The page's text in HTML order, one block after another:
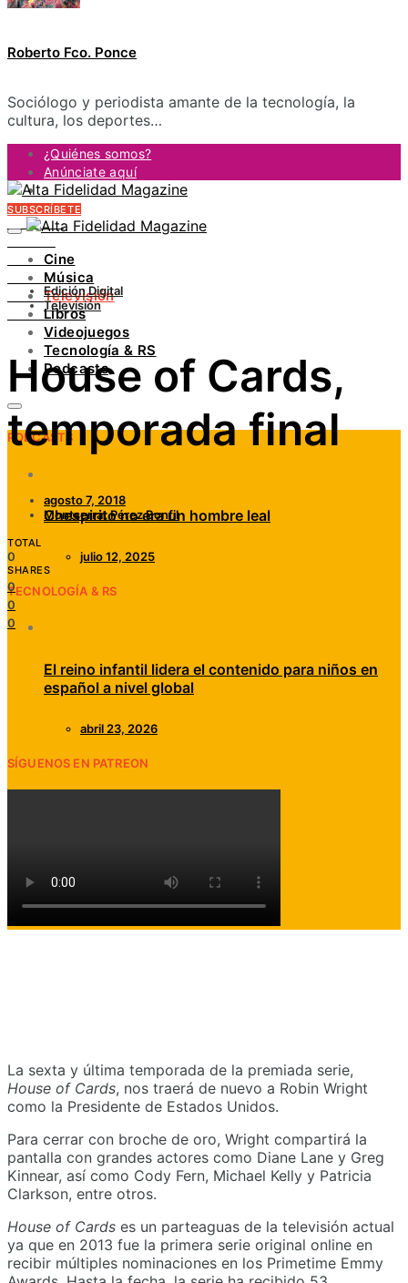
Roberto Fco. Ponce
Sociólogo y periodista amante de la tecnología, la
cultura, los deportes…
¿Quiénes somos?
Anúnciate aquí
Contacto
FACEBOOK
INSTAGRAM
PINTEREST
YOUTUBE
LINKEDIN
SUBSCRÍBETE
Cine
Música
Televisión
Libros
Videojuegos
Tecnología & RS
Podcasts
PODCASTS
Chespirito no era un hombre leal
julio 12, 2025
TECNOLOGÍA & RS
El reino infantil lidera el contenido para niños en
español a nivel global
abril 23, 2026
SÍGUENOS EN PATREON
Edición Digital
Televisión
House of Cards,
temporada final
agosto 7, 2018
Montserrat Pérez Bonfil
TOTAL
0
SHARES
0
0
0
La sexta y última temporada de la premiada serie,
House of Cards, nos traerá de nuevo a Robin Wright
como la Presidente de Estados Unidos.
Para cerrar con broche de oro, Wright compartirá la
pantalla con grandes actores como Diane Lane y Greg
Kinnear, así como Cody Fern, Michael Kelly y Patricia
Clarkson, entre otros.
House of Cards es un parteaguas de la televisión actual
ya que en 2013 fue la primera serie original online en
recibir múltiples nominaciones en los Primetime Emmy